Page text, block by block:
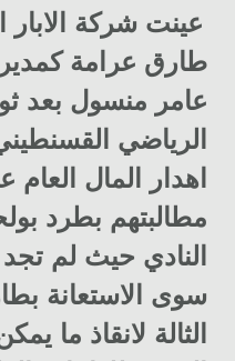
عينت شركة الابار
طارق عرامة
عامر منسول بعد
الرياضي
اهدار المال
مطالبتهم بطرد
النادي حيث لم
سوى الاستعانة
الثالة لانقاذ ما